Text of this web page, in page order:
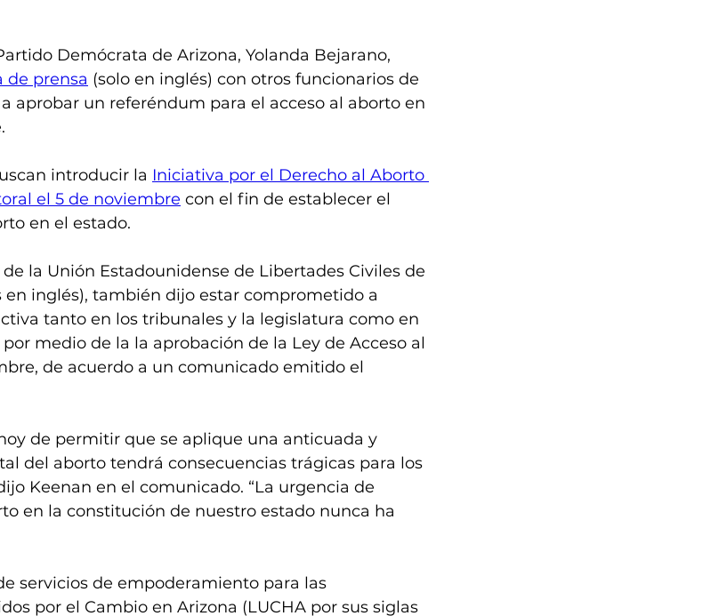
Demócrata de Arizona, Yolanda Bejarano,
de prensa (solo en inglés) con otros funcionarios de
aprobar un referéndum para el acceso al aborto en
introducir la Iniciativa por el Derecho al Aborto
el 5 de noviembre con el fin de establecer el
en el estado.
la Unión Estadounidense de Libertades Civiles de
en inglés), también dijo estar comprometido a
tanto en los tribunales y la legislatura como en
medio de la la aprobación de la Ley de Acceso al
de acuerdo a un comunicado emitido el
de permitir que se aplique una anticuada y
del aborto tendrá consecuencias trágicas para los
Keenan en el comunicado. “La urgencia de
en la constitución de nuestro estado nunca ha
servicios de empoderamiento para las
por el Cambio en Arizona (LUCHA por sus siglas